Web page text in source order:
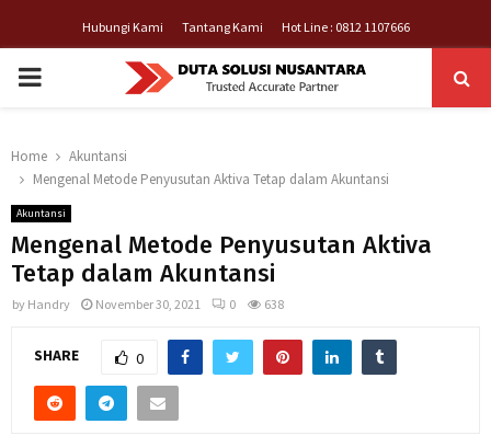
Hubungi Kami Tantang Kami Hot Line : 0812 1107666
PRIMARY
Home
Akuntansi
Mengenal Metode Penyusutan Aktiva Tetap dalam Akuntansi
Akuntansi
Mengenal Metode Penyusutan Aktiva
Tetap dalam Akuntansi
by Handry November 30, 2021 0 638
SHARE 0